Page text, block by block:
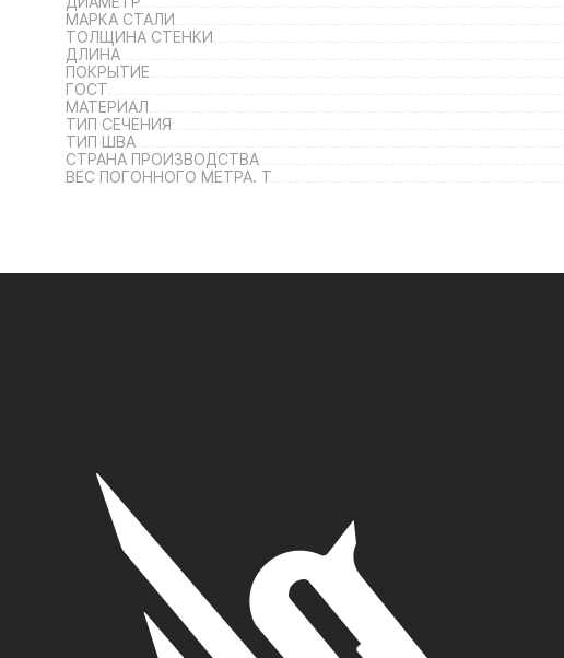
МАРКА СТАЛИ
ТОЛЩИНА СТЕНКИ
ДЛИНА
ПОКРЫТИЕ
ГОСТ
МАТЕРИАЛ
ТИП СЕЧЕНИЯ
ТИП ШВА
СТРАНА ПРОИЗВОДСТВА
ВЕС ПОГОННОГО МЕТРА. Т